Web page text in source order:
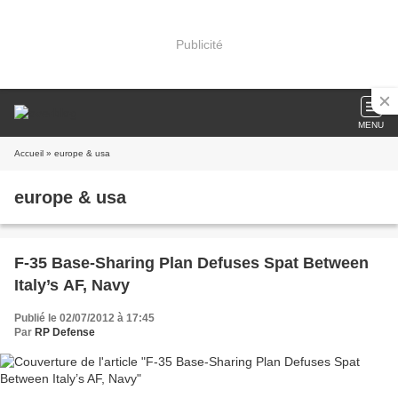
Publicité
MENU
Accueil » europe & usa
europe & usa
F-35 Base-Sharing Plan Defuses Spat Between
Italy’s AF, Navy
Publié le 02/07/2012 à 17:45
Par RP Defense